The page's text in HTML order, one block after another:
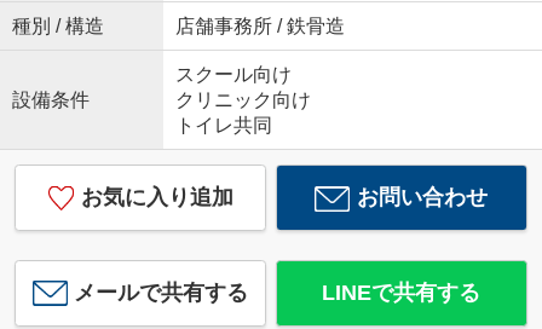
種別 / 構造 店舗事務所 / 鉄骨造
設備条件
スクール向け
クリニック向け
トイレ共同
お気に入り追加 お問い合わせ
メールで共有する LINEで共有する